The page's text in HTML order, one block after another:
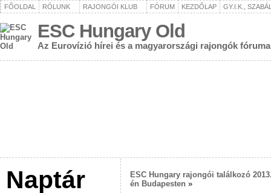
FŐOLDAL RÓLUNK RAJONGÓI KLUB FÓRUM KEZDŐLAP GY.I.K.,
ESC Hungary Old
Az Eurovízió hírei és a magyarországi rajongók fóruma
Naptár
ESC Hungary rajongói találkozó
én Budapesten »